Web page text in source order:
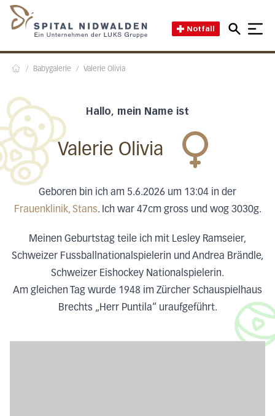
Notfall
/ Babygalerie / Valerie Olivia
Hallo, mein Name ist
Valerie Olivia
Geboren bin ich am 5.6.2026 um 13:04 in der
Frauenklinik, Stans. Ich war 47cm gross und wog 3030g.
Meinen Geburtstag teile ich mit Lesley Ramseier,
Schweizer Fussballnationalspielerin und Andrea Brändle,
Schweizer Eishockey Nationalspielerin.
Am gleichen Tag wurde 1948 im Zürcher Schauspielhaus
Brechts „Herr Puntila“ uraufgeführt.